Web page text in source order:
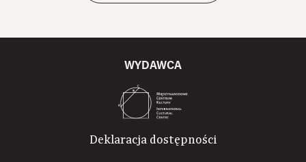
WYDAWCA
Deklaracja dostępności